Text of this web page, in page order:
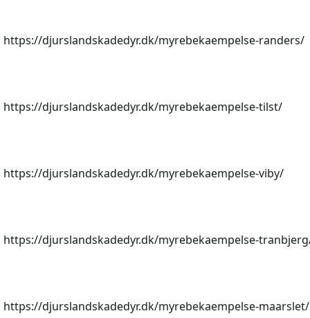
https://djurslandskadedyr.dk/myrebekaempelse-randers/
https://djurslandskadedyr.dk/myrebekaempelse-tilst/
https://djurslandskadedyr.dk/myrebekaempelse-viby/
https://djurslandskadedyr.dk/myrebekaempelse-
https://djurslandskadedyr.dk/myrebekaempelse-maarslet/